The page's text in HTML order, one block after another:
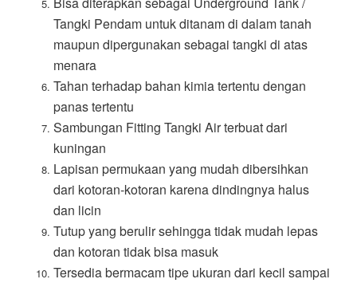
Tangki Pendam untuk ditanam di dalam tanah
maupun dipergunakan sebagai tangki di atas
menara
Tahan terhadap bahan kimia tertentu dengan
panas tertentu
Sambungan Fitting Tangki Air terbuat dari
kuningan
Lapisan permukaan yang mudah dibersihkan
dari kotoran-kotoran karena dindingnya halus
dan licin
Tutup yang berulir sehingga tidak mudah lepas
dan kotoran tidak bisa masuk
Tersedia bermacam tipe ukuran dari kecil sampai